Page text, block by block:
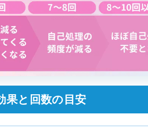
果と回数の目安